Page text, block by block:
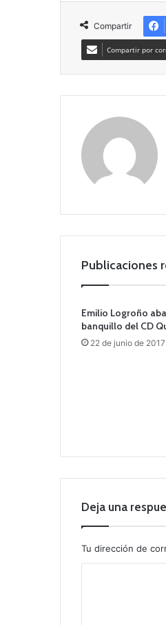
Compartir
Compartir por
Publicaciones
Emilio Logroño
banquillo del CD
22 de junio de 2017
Deja una
Tu dirección de